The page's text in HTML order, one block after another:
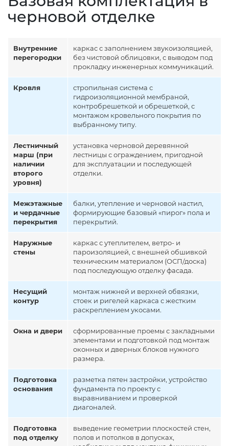
черновой отделке
Внутренние
перегородки
каркас с заполнением звукоизоляцией,
без чистовой облицовки, с выводом под
прокладку инженерных коммуникаций.
Кровля
стропильная система с
гидроизоляционной мембраной,
контробрешеткой и обрешеткой, с
монтажом кровельного покрытия по
выбранному типу.
Лестничный
марш (при
наличии
второго
уровня)
установка черновой деревянной
лестницы с ограждением, пригодной
для эксплуатации и последующей
отделки.
Межэтажные
и чердачные
перекрытия
балки, утепление и черновой настил,
формирующие базовый «пирог» пола и
перекрытий.
Наружные
стены
каркас с утеплителем, ветро- и
пароизоляцией, с внешней обшивкой
техническим материалом (ОСП/доска)
под последующую отделку фасада.
Несущий
контур
монтаж нижней и верхней обвязки,
стоек и ригелей каркаса с жестким
раскреплением укосами.
Окна и двери
сформированные проемы с закладными
элементами и подготовкой под монтаж
оконных и дверных блоков нужного
размера.
Подготовка
основания
разметка пятен застройки, устройство
фундамента по проекту с
выравниванием и проверкой
диагоналей.
Подготовка
под отделку
выведение геометрии плоскостей стен,
полов и потолков в допусках,